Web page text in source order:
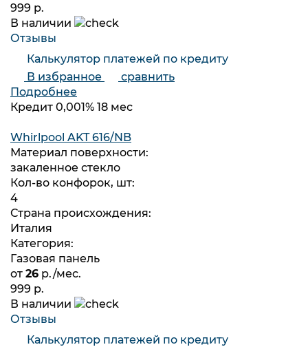
999 р.
В наличии
Отзывы
Калькулятор платежей по кредиту
В избранное
сравнить
Подробнее
Кредит 0,001% 18 мес
Whirlpool AKT 616/NB
Материал поверхности:
закаленное стекло
Кол-во конфорок, шт:
4
Страна происхождения:
Италия
Категория:
Газовая панель
от 26 р./мес.
999 р.
В наличии
Отзывы
Калькулятор платежей по кредиту